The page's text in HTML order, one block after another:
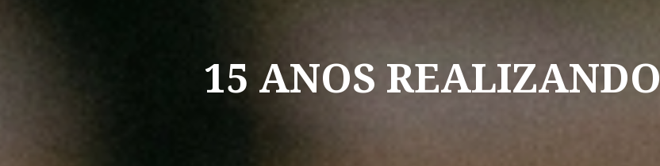
15 ANOS REALIZANDO